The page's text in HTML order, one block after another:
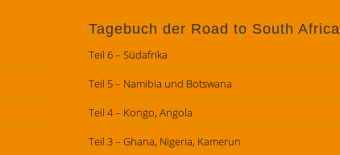
Tagebuch der Road to South Africa
Teil 6 – Südafrika
Teil 5 – Namibia und Botswana
Teil 4 – Kongo, Angola
Teil 3 – Ghana, Nigeria, Kamerun